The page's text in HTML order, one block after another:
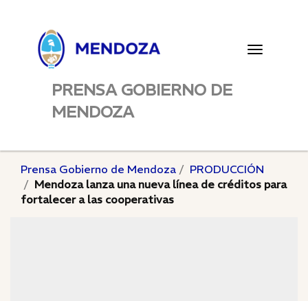
Toggle
PRENSA GOBIERNO DE
MENDOZA
Prensa Gobierno de Mendoza
PRODUCCIÓN
Mendoza lanza una nueva línea de créditos para
fortalecer a las cooperativas